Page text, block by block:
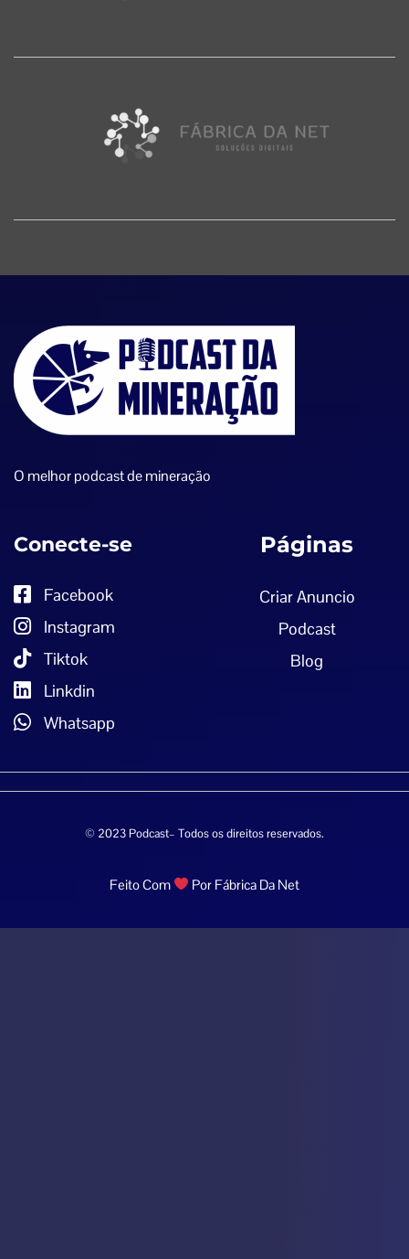
O melhor podcast de mineração
Conecte-se
Facebook
Instagram
Tiktok
Linkdin
Whatsapp
Páginas
Criar Anuncio
Podcast
Blog
© 2023 Podcast– Todos os direitos reservados.
Feito Com Por Fábrica Da Net